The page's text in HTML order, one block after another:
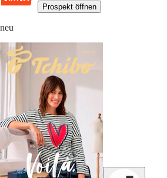
Prospekt öffnen
neu